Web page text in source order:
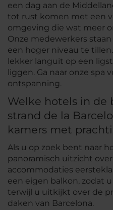
een dag aan de
tot rust komen met een
omgeving die wat meer
Onze medewerkers
een hoger niveau te
lekker languit op een
liggen. Ga naar onze spa
ontspanning.
Welke hotels in de
strand de la
kamers met
Als u op zoek bent naar
panoramisch uitzicht
accommodaties
een eigen balkon, zodat
terwijl u uitkijkt over de
daken van Barcelona.